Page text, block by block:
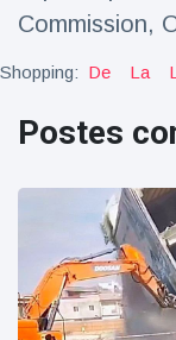
Commission,
Shopping: De La
Postes